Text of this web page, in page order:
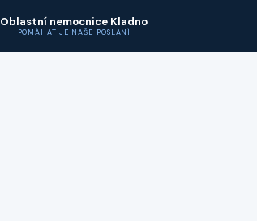
Oblastní nemocnice Kladno
POMÁHAT JE NAŠE POSLÁNÍ